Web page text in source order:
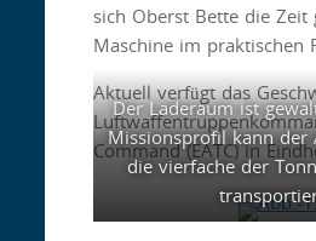
sich Oberst Bette die
Maschine im praktischen
Aktuell verfügt das
Command (EATC) in
Der Laderaum ist
Missionsprofil kann der
die vierfache der